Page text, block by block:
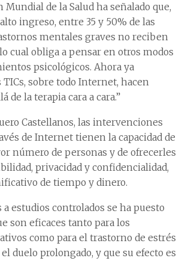
Mundial de la Salud ha señalado que,
ingreso, entre 35 y 50% de las
mentales graves no reciben
cual obliga a pensar en otros modos
psicológicos. Ahora ya
TICs, sobre todo Internet, hacen
de la terapia cara a cara.”
Castellanos, las intervenciones
de Internet tienen la capacidad de
número de personas y de ofrecerles
privacidad y confidencialidad,
de tiempo y dinero.
a estudios controlados se ha puesto
son eficaces tanto para los
como para el trastorno de estrés
duelo prolongado, y que su efecto es